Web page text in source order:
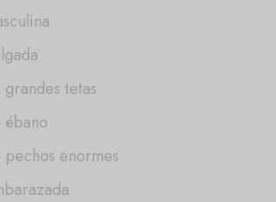
tetas
ébano
enormes